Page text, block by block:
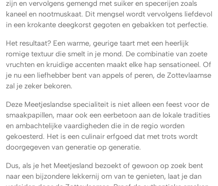
zijn en vervolgens gemengd met suiker en specerijen zoals
kaneel en nootmuskaat. Dit mengsel wordt vervolgens liefdevol
in een krokante deegkorst gegoten en gebakken tot perfectie.
Het resultaat? Een warme, geurige taart met een heerlijk
romige textuur die smelt in je mond. De combinatie van zoete
vruchten en kruidige accenten maakt elke hap sensationeel. Of
je nu een liefhebber bent van appels of peren, de Zottevlaamse
zal je zeker bekoren.
Deze Meetjeslandse specialiteit is niet alleen een feest voor de
smaakpapillen, maar ook een eerbetoon aan de lokale tradities
en ambachtelijke vaardigheden die in de regio worden
gekoesterd. Het is een culinair erfgoed dat met trots wordt
doorgegeven van generatie op generatie.
Dus, als je het Meetjesland bezoekt of gewoon op zoek bent
naar een bijzondere lekkernij om van te genieten, laat je dan